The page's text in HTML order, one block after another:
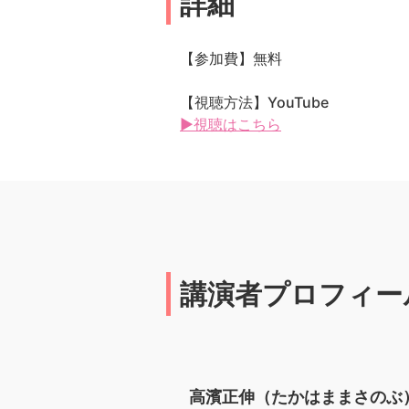
【参加費】無料
【視聴方法】YouTube
▶視聴はこちら
講演者プロフィ
高濱正伸（たかはままさのぶ